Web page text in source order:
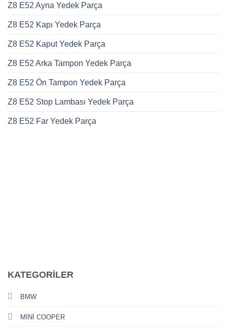
Z8 E52 Ayna Yedek Parça
Z8 E52 Kapı Yedek Parça
Z8 E52 Kaput Yedek Parça
Z8 E52 Arka Tampon Yedek Parça
Z8 E52 Ön Tampon Yedek Parça
Z8 E52 Stop Lambası Yedek Parça
Z8 E52 Far Yedek Parça
KATEGORİLER
BMW
MİNİ COOPER